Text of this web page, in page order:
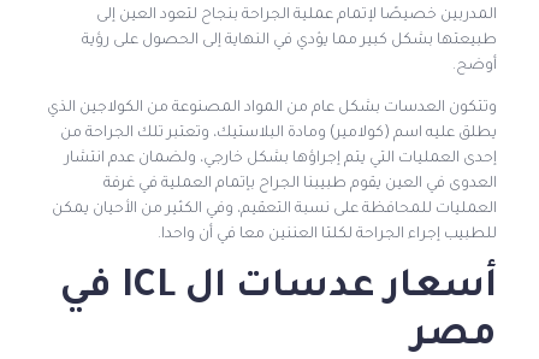
المدربين خصيصًا لإتمام عملية الجراحة بنجاح لتعود العين إلى
طبيعتها بشكل كبير مما يؤدي في النهاية إلى الحصول على رؤية
أوضح.
وتتكون العدسات بشكل عام من المواد المصنوعة من الكولاجين الذي
يطلق عليه اسم (كولامير) ومادة البلاستيك، وتعتبر تلك الجراحة من
إحدى العمليات التي يتم إجراؤها بشكل خارجي، ولضمان عدم انتشار
العدوى في العين يقوم طبيبنا الجراح بإتمام العملية في غرفة
العمليات للمحافظة على نسبة التعقيم، وفي الكثير من الأحيان يمكن
للطبيب إجراء الجراحة لكلتا العننين معا في أن واحدا.
أسعار عدسات ال ICL في
مصر